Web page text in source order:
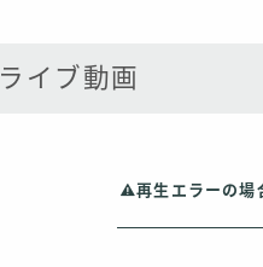
ライブ動画
再生エラーの場